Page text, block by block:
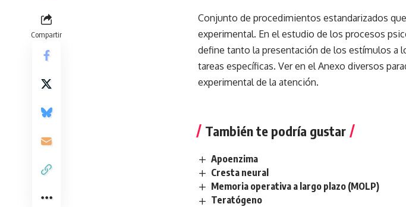
Compartir
Conjunto de procedimientos estandarizados
experimental. En el estudio de los procesos
define tanto la presentación de los estímulos a
tareas específicas. Ver en el Anexo diversos
experimental de la atención.
También te podría gustar
Apoenzima
Cresta neural
Memoria operativa a largo plazo (MOLP)
Teratógeno